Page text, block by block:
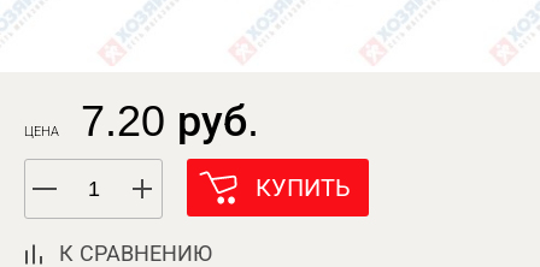
ЦЕНА 7.20 руб.
КУПИТЬ
К СРАВНЕНИЮ